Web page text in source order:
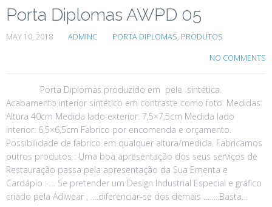
Porta Diplomas AWPD 05
MAY 10, 2018 ADMINC PORTA DIPLOMAS, PRODUTOS
NO COMMENTS
Porta Diplomas produzido em pele sintética.
Acabamento interior sintético em contraste como foto. Medidas:
Altura 40cm Medida lado exterior: 7,5×7,5cm Medida lado
interior: 6,5×6,5cm Fabrico por encomenda e orçamento.
Possibilidade de fabrico em qualquer altura/medida. Fabricamos
outros produtos : Uma boa apresentação dos seus serviços de
Restauração passa pela apresentação da Sua Ementa e
Cardápio : … Se pretender um Design Industrial Especial e gráfico
criado pela Adiwear , ….diferenciar-se dos demais ……..Basta…